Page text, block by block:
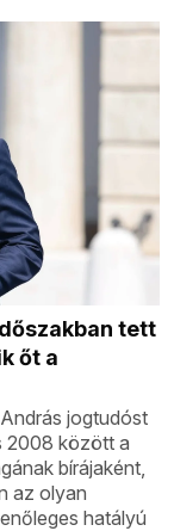
tett
őt a
jogtudóst
2008 között a
bírájaként,
az olyan
hatályú